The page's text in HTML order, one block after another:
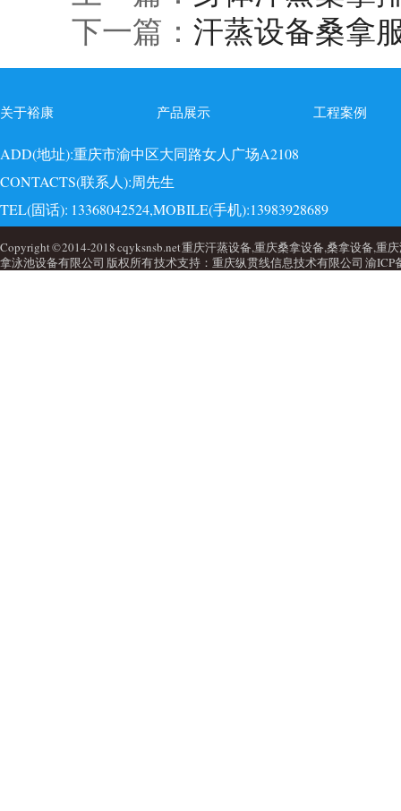
下一篇： 汗蒸设备桑拿
关于裕康 产品展示 工程案例
ADD(地址):重庆市渝中区大同路女人广场A2108
CONTACTS(联系人):周先生
TEL(固话): 13368042524,MOBILE(手机):13983928689
Copyright © 2014-2018 cqyksnsb.net 重庆汗蒸设备,重庆桑拿设备,桑拿设备,重
拿泳池设备有限公司 版权所有 技术支持：重庆纵贯线信息技术有限公司 渝ICP